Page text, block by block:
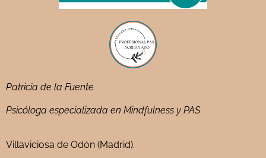
Patricia de la Fuente
Psicóloga especializada en Mindfulness y PAS
Villaviciosa de Odón (Madrid).